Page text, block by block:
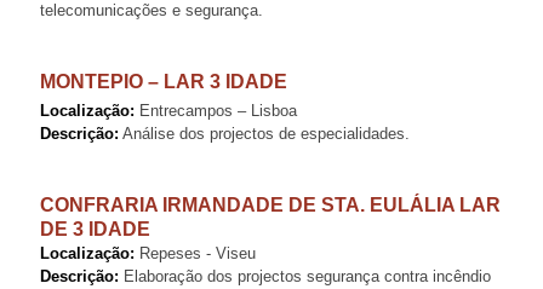
telecomunicações e segurança.
MONTEPIO – LAR 3 IDADE
Localização: Entrecampos – Lisboa
Descrição: Análise dos projectos de especialidades.
CONFRARIA IRMANDADE DE STA. EULÁLIA LAR
DE 3 IDADE
Localização: Repeses - Viseu
Descrição: Elaboração dos projectos segurança contra incêndio